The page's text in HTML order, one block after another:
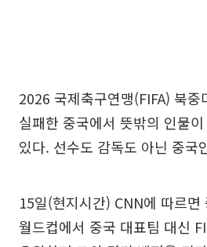
2026 국제축구연맹(FIFA) 북중
실패한 중국에서 뜻밖의 인물
있다. 선수도 감독도 아닌 중국
15일(현지시간) CNN에 따르면
월드컵에서 중국 대표팀 대신